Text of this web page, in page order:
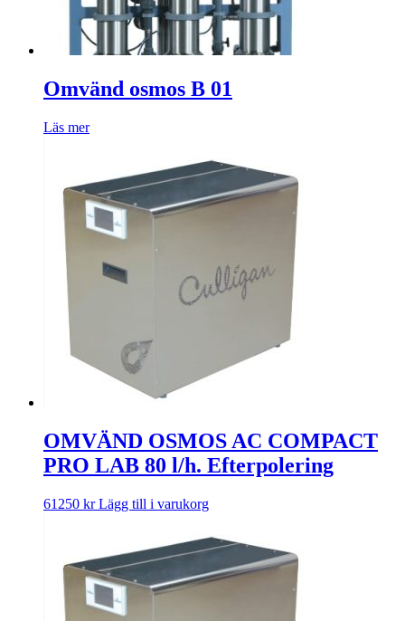
Omvänd osmos B 01
Läs mer
OMVÄND OSMOS AC COMPACT
PRO LAB 80 l/h. Efterpolering
61250 kr Lägg till i varukorg